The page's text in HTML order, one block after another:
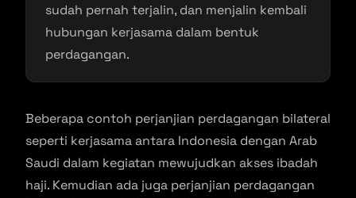
sudah pernah terjalin, dan menjalin kembali
hubungan kerjasama dalam bentuk
perdagangan.
Beberapa contoh perjanjian perdagangan bilateral
seperti kerjasama antara Indonesia dengan Arab
Saudi dalam kegiatan mewujudkan akses ibadah
haji. Kemudian ada juga perjanjian perdagangan